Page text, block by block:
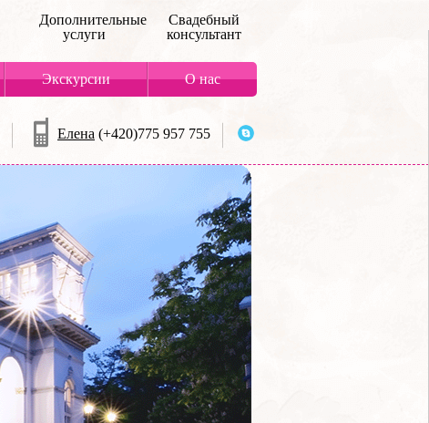
Дополнительные
услуги
Свадебный
консультант
Экскурсии О нас
Елена (+420)775 957 755